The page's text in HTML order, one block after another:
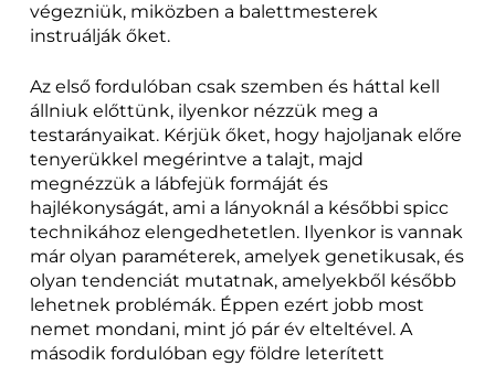
végezniük, miközben a balettmesterek
instruálják őket.
Az első fordulóban csak szemben és háttal kell
állniuk előttünk, ilyenkor nézzük meg a
testarányaikat. Kérjük őket, hogy hajoljanak előre
tenyerükkel megérintve a talajt, majd
megnézzük a lábfejük formáját és
hajlékonyságát, ami a lányoknál a későbbi spicc
technikához elengedhetetlen. Ilyenkor is vannak
már olyan paraméterek, amelyek genetikusak, és
olyan tendenciát mutatnak, amelyekből később
lehetnek problémák. Éppen ezért jobb most
nemet mondani, mint jó pár év elteltével. A
második fordulóban egy földre leterített